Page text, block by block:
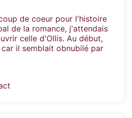
de coeur pour l'histoire
de la romance, j'attendais
celle d'Ollis. Au début,
il semblait obnubilé par